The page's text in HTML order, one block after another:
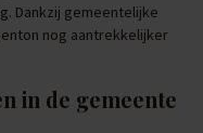
Dankzij gemeentelijke
nog aantrekkelijker
in de gemeente